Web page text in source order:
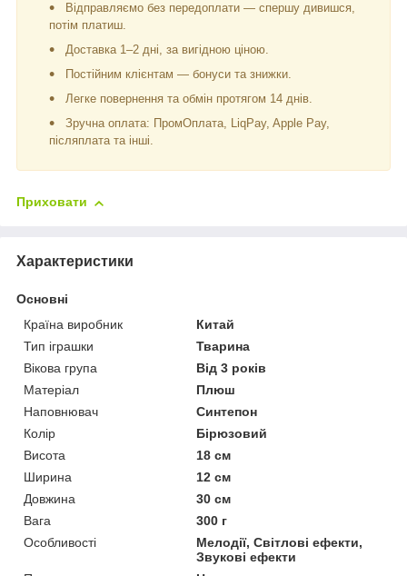
Відправляємо без передоплати — спершу дивишся,
потім платиш.
Доставка 1–2 дні, за вигідною ціною.
Постійним клієнтам — бонуси та знижки.
Легке повернення та обмін протягом 14 днів.
Зручна оплата: ПромОплата, LiqPay, Apple Pay,
післяплата та інші.
Приховати
Характеристики
Основні
Країна виробник
Китай
Тип іграшки
Тварина
Вікова група
Від 3 років
Матеріал
Плюш
Наповнювач
Синтепон
Колір
Бірюзовий
Висота
18 см
Ширина
12 см
Довжина
30 см
Вага
300 г
Особливості
Мелодії, Світлові ефекти,
Звукові ефекти